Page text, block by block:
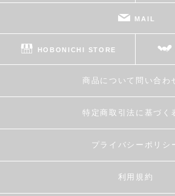
MAIL
HOBONICHI STORE
商品について問い合わ
特定商取引法に基づく
プライバシーポリシ
利用規約